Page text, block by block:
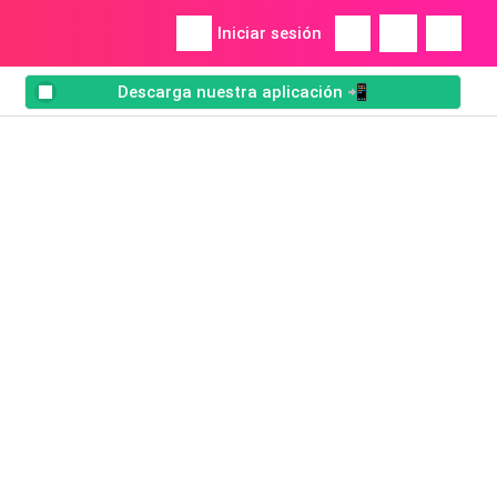
Iniciar sesión
Descarga nuestra aplicación 📲